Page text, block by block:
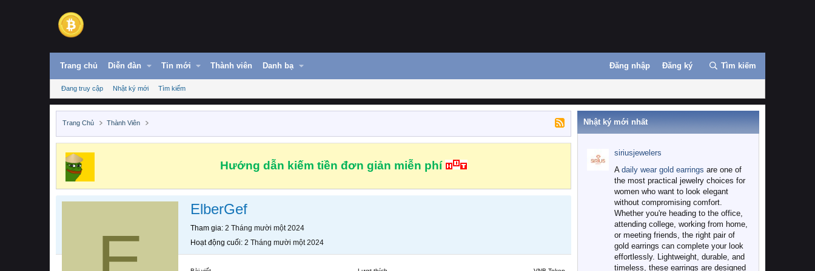
Trang chủ Diễn đàn Tin mới Thành viên Danh bạ Đăng nhập Đăng ký Tìm kiếm
Đang truy cập Nhật ký mới Tìm kiếm
Trang Chủ Thành Viên
Hướng dẫn kiếm tiền đơn giản miễn phí
ElberGef
Tham gia 2 Tháng mười một 2024
Hoạt động cuối 2 Tháng mười một 2024
Nhật ký mới nhất
siriusjewelers
A daily wear gold earrings are one of
the most practical jewelry choices for
women who want to look elegant
without compromising comfort.
Whether you're heading to the office,
attending college, working from home,
or meeting friends, the right pair of
gold earrings can complete your look
effortlessly. Lightweight, durable, and
timeless, these earrings are designed